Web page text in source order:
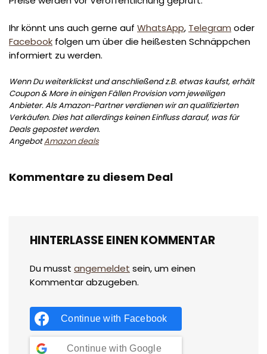
Ihr könnt uns auch gerne auf WhatsApp, Telegram oder
Facebook folgen um über die heißesten Schnäppchen
informiert zu werden.
Wenn Du weiterklickst und anschließend z.B. etwas kaufst, erhält
Coupon & More in einigen Fällen Provision vom jeweiligen
Anbieter. Als Amazon-Partner verdienen wir an qualifizierten
Verkäufen. Dies hat allerdings keinen Einfluss darauf, was für
Deals gepostet werden.
AngebotAmazon deals
Kommentare zu diesem Deal
HINTERLASSE EINEN KOMMENTAR
Du musst angemeldet sein, um einen
Kommentar abzugeben.
Continue with Facebook
Continue with Google